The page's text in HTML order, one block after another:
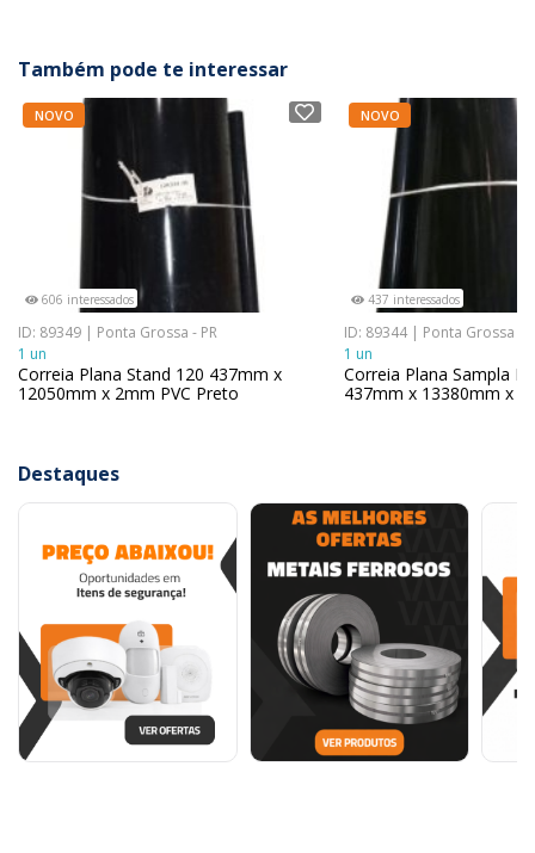
Também pode te interessar
NOVO
606 interessados
ID: 89349 | Ponta Grossa - PR
1 un
Correia Plana Stand 120 437mm x
12050mm x 2mm PVC Preto
NOVO
437 interessados
ID: 89344 | Ponta Grossa -
1 un
Correia Plana Sampla
437mm x 13380mm x
Destaques